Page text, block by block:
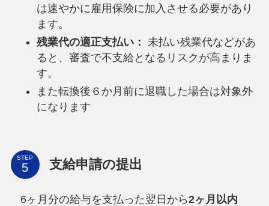
は速やかに雇用保険に加入させる必要があり
ます。
残業代の適正支払い： 未払い残業代などがあ
ると、審査で不支給となるリスクが高まりま
す。
また転換後６か月前に退職した場合は対象外
になります
STEP 支給申請の提出
6ヶ月分の給与を支払った翌日から2ヶ月以内